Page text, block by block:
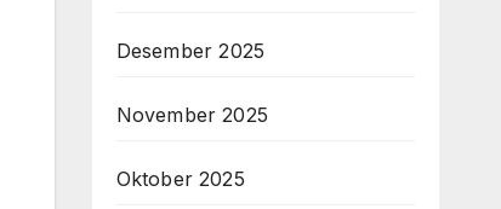
Desember 2025
November 2025
Oktober 2025